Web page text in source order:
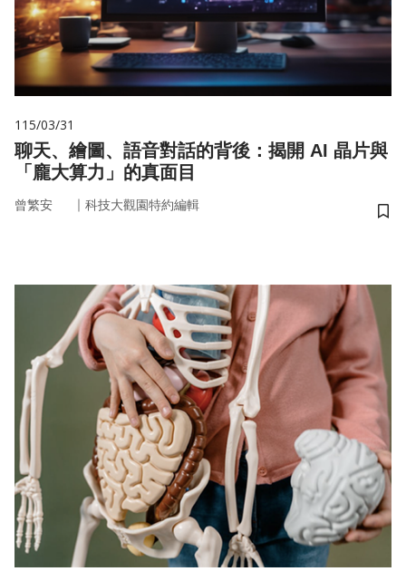
115/03/31
聊天、繪圖、語音對話的背後：揭開 AI 晶片與
「龐大算力」的真面目
曾繁安 ｜ 科技大觀園特約編輯
儲